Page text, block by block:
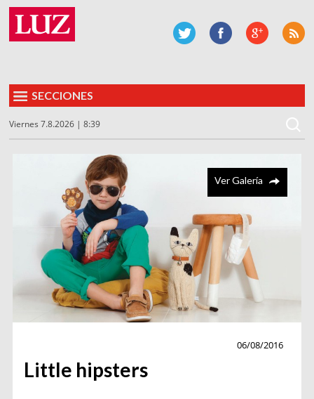
SECCIONES
Viernes 7.8.2026 | 8:39
Ver Galería
06/08/2016
Little hipsters